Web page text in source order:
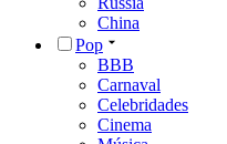
China
Pop
BBB
Carnaval
Celebridades
Cinema